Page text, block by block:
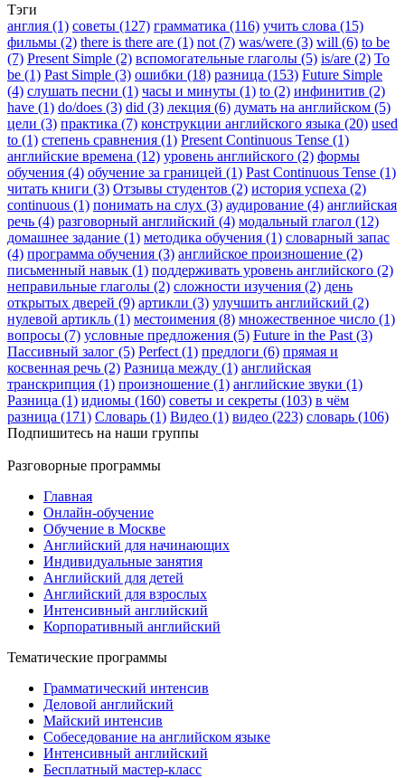
Тэги
англия (1) советы (127) грамматика (116) учить слова (15)
фильмы (2) there is there are (1) not (7) was/were (3) will (6) to be
(7) Present Simple (2) вспомогательные глаголы (5) is/are (2) To
be (1) Past Simple (3) ошибки (18) разница (153) Future Simple
(4) слушать песни (1) часы и минуты (1) to (2) инфинитив (2)
have (1) do/does (3) did (3) лекция (6) думать на английском (5)
цели (3) практика (7) конструкции английского языка (20) used
to (1) степень сравнения (1) Present Continuous Tense (1)
английские времена (12) уровень английского (2) формы
обучения (4) обучение за границей (1) Past Continuous Tense (1)
читать книги (3) Отзывы студентов (2) история успеха (2)
continuous (1) понимать на слух (3) аудирование (4) английская
речь (4) разговорный английский (4) модальный глагол (12)
домашнее задание (1) методика обучения (1) словарный запас
(4) программа обучения (3) английское произношение (2)
письменный навык (1) поддерживать уровень английского (2)
неправильные глаголы (2) сложности изучения (2) день
открытых дверей (9) артикли (3) улучшить английский (2)
нулевой артикль (1) местоимения (8) множественное число (1)
вопросы (7) условные предложения (5) Future in the Past (3)
Пассивный залог (5) Perfect (1) предлоги (6) прямая и
косвенная речь (2) Разница между (1) английская
транскрипция (1) произношение (1) английские звуки (1)
Разница (1) идиомы (160) советы и секреты (103) в чём
разница (171) Словарь (1) Видео (1) видео (223) словарь (106)
Подпишитесь на наши группы
Разговорные программы
Главная
Онлайн-обучение
Обучение в Москве
Английский для начинающих
Индивидуальные занятия
Английский для детей
Английский для взрослых
Интенсивный английский
Корпоративный английский
Тематические программы
Грамматический интенсив
Деловой английский
Майский интенсив
Собеседование на английском языке
Интенсивный английский
Бесплатный мастер-класс